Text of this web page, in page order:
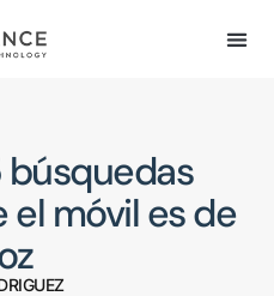
búsquedas
el móvil es de